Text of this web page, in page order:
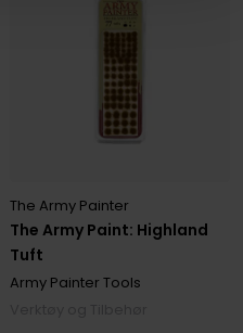
The Army Paint: Highland
Tuft
The Army Painter
Army Painter Tools